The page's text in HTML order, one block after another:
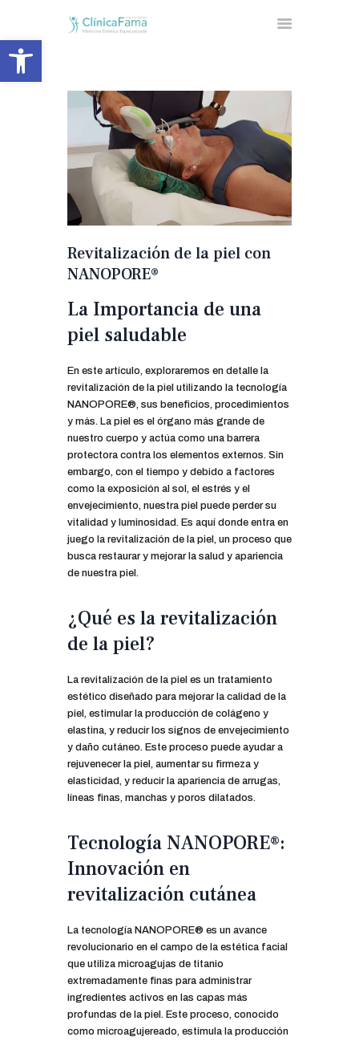
Abrir barra de herramientas
INICIO
NUESTRA CLÍNICA
CIRUGÍA ESTÉTICA
MEDICINA ESTÉTICA
FACIAL
MEDICINA ESTÉTICA
UNIDAD DE OBESIDAD
CONTACTA
Revitalización de la piel con
NANOPORE®
La Importancia de una
piel saludable
En este artículo, exploraremos en detalle la
revitalización de la piel utilizando la tecnología
NANOPORE®, sus beneficios, procedimientos
y más. La piel es el órgano más grande de
nuestro cuerpo y actúa como una barrera
protectora contra los elementos externos. Sin
embargo, con el tiempo y debido a factores
como la exposición al sol, el estrés y el
envejecimiento, nuestra piel puede perder su
vitalidad y luminosidad. Es aquí donde entra en
juego la revitalización de la piel, un proceso que
busca restaurar y mejorar la salud y apariencia
de nuestra piel.
¿Qué es la revitalización
de la piel?
La revitalización de la piel es un tratamiento
estético diseñado para mejorar la calidad de la
piel, estimular la producción de colágeno y
elastina, y reducir los signos de envejecimiento
y daño cutáneo. Este proceso puede ayudar a
rejuvenecer la piel, aumentar su firmeza y
elasticidad, y reducir la apariencia de arrugas,
líneas finas, manchas y poros dilatados.
Tecnología NANOPORE®:
Innovación en
revitalización cutánea
La tecnología NANOPORE® es un avance
revolucionario en el campo de la estética facial
que utiliza microagujas de titanio
extremadamente finas para administrar
ingredientes activos en las capas más
profundas de la piel. Este proceso, conocido
como microagujereado, estimula la producción